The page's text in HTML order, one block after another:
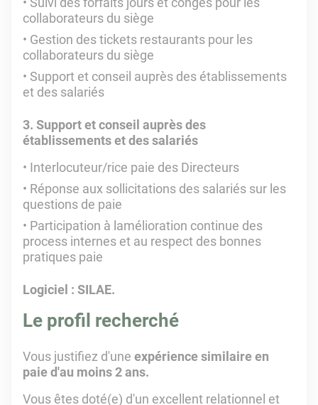
collaborateurs du siège
Gestion des tickets restaurants pour les
collaborateurs du siège
Support et conseil auprès des établissements
et des salariés
3. Support et conseil auprès des
établissements et des salariés
Interlocuteur/rice paie des Directeurs
Réponse aux sollicitations des salariés sur les
questions de paie
Participation à lamélioration continue des
process internes et au respect des bonnes
pratiques paie
Logiciel : SILAE.
Le profil recherché
Vous justifiez d'une expérience similaire en
paie d'au moins 2 ans.
Vous êtes doté(e) d'un excellent relationnel et